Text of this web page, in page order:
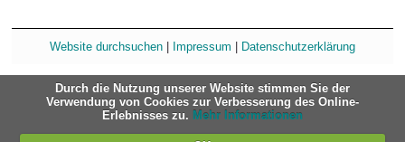
Website durchsuchen Impressum Datenschutzerklärung
Durch die Nutzung unserer Website stimmen Sie der
Verwendung von Cookies zur Verbesserung des Online-
Erlebnisses zu. Mehr Informationen